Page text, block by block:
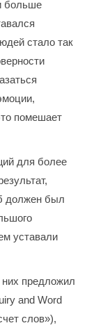
больше
стало так
помешает
для более
должен был
уставали
них предложил
and Word
слов»),